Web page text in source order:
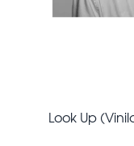
Look Up